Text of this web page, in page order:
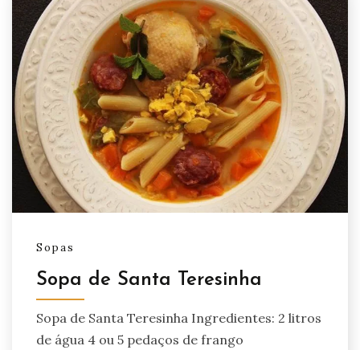
Sopas
Sopa de Santa Teresinha
Sopa de Santa Teresinha Ingredientes: 2 litros
de água 4 ou 5 pedaços de frango